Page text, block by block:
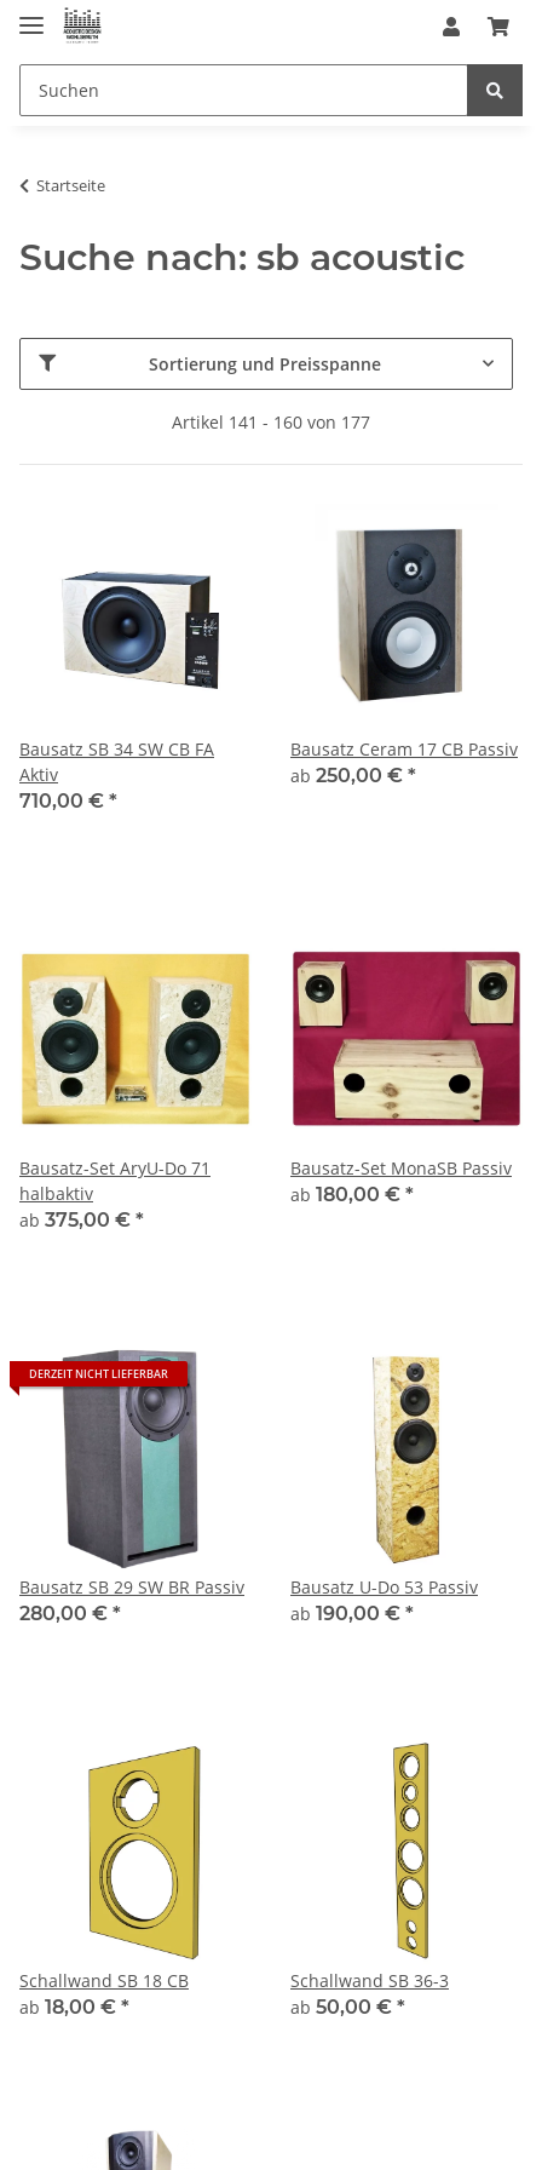
Startseite
Suche nach: sb acoustic
Sortierung und Preisspanne
Artikel 141 - 160 von 177
Bausatz SB 34 SW CB FA
Aktiv
710,00 € *
Bausatz Ceram 17 CB Passiv
ab 250,00 € *
Bausatz-Set AryU-Do 71
halbaktiv
ab 375,00 € *
Bausatz-Set MonaSB Passiv
ab 180,00 € *
DERZEIT NICHT LIEFERBAR
Bausatz SB 29 SW BR Passiv
280,00 € *
Bausatz U-Do 53 Passiv
ab 190,00 € *
Schallwand SB 18 CB
ab 18,00 € *
Schallwand SB 36-3
ab 50,00 € *